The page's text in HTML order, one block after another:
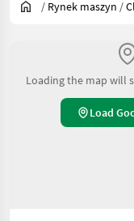
/ Rynek maszyn /
Loading the map will
Load